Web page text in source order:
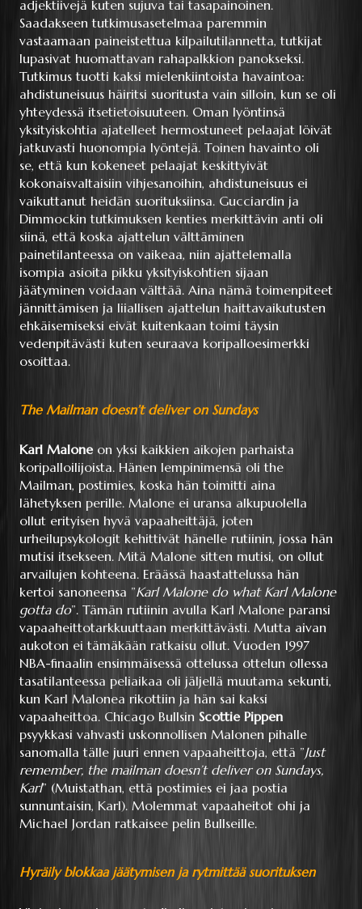
adjektiivejä kuten sujuva tai tasapainoinen.
Saadakseen tutkimusasetelmaa paremmin
vastaamaan paineistettua kilpailutilannetta, tutkijat
lupasivat huomattavan rahapalkkion panokseksi.
Tutkimus tuotti kaksi mielenkiintoista havaintoa:
ahdistuneisuus häiritsi suoritusta vain silloin, kun se oli
yhteydessä itsetietoisuuteen. Oman lyöntinsä
yksityiskohtia ajatelleet hermostuneet pelaajat löivät
jatkuvasti huonompia lyöntejä. Toinen havainto oli
se, että kun kokeneet pelaajat keskittyivät
kokonaisvaltaisiin vihjesanoihin, ahdistuneisuus ei
vaikuttanut heidän suorituksiinsa. Gucciardin ja
Dimmockin tutkimuksen kenties merkittävin anti oli
siinä, että koska ajattelun välttäminen
painetilanteessa on vaikeaa, niin ajattelemalla
isompia asioita pikku yksityiskohtien sijaan
jäätyminen voidaan välttää. Aina nämä toimenpiteet
jännittämisen ja liiallisen ajattelun haittavaikutusten
ehkäisemiseksi eivät kuitenkaan toimi täysin
vedenpitävästi kuten seuraava koripalloesimerkki
osoittaa.
The Mailman doesn’t deliver on Sundays
Karl Malone on yksi kaikkien aikojen parhaista
koripalloilijoista. Hänen lempinimensä oli the
Mailman, postimies, koska hän toimitti aina
lähetyksen perille. Malone ei uransa alkupuolella
ollut erityisen hyvä vapaaheittäjä, joten
urheilupsykologit kehittivät hänelle rutiinin, jossa hän
mutisi itsekseen. Mitä Malone sitten mutisi, on ollut
arvailujen kohteena. Eräässä haastattelussa hän
kertoi sanoneensa ”Karl Malone do what Karl Malone
gotta do”. Tämän rutiinin avulla Karl Malone paransi
vapaaheittotarkkuuttaan merkittävästi. Mutta aivan
aukoton ei tämäkään ratkaisu ollut. Vuoden 1997
NBA-finaalin ensimmäisessä ottelussa ottelun ollessa
tasatilanteessa peliaikaa oli jäljellä muutama sekunti,
kun Karl Malonea rikottiin ja hän sai kaksi
vapaaheittoa. Chicago Bullsin Scottie Pippen
psyykkasi vahvasti uskonnollisen Malonen pihalle
sanomalla tälle juuri ennen vapaaheittoja, että ”Just
remember, the mailman doesn’t deliver on Sundays,
Karl” (Muistathan, että postimies ei jaa postia
sunnuntaisin, Karl). Molemmat vapaaheitot ohi ja
Michael Jordan ratkaisee pelin Bullseille.
Hyräily blokkaa jäätymisen ja rytmittää suorituksen